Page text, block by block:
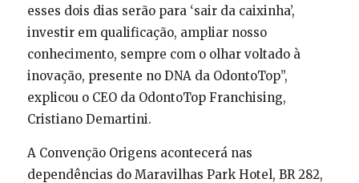
esses dois dias serão para ‘sair da caixinha’,
investir em qualificação, ampliar nosso
conhecimento, sempre com o olhar voltado à
inovação, presente no DNA da OdontoTop”,
explicou o CEO da OdontoTop Franchising,
Cristiano Demartini.
A Convenção Origens acontecerá nas
dependências do Maravilhas Park Hotel, BR 282,